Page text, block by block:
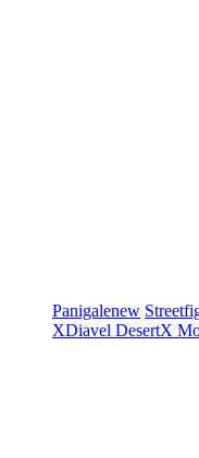
Panigalenew
XDiavel DesertX